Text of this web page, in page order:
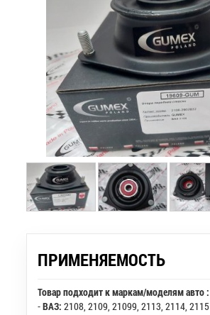
ПРИМЕНЯЕМОСТЬ
Товар подходит к маркам/моделям авто :
-ВАЗ: 2108 2109 21099 2113 2114 2115